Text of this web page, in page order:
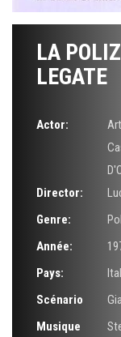
LA
LEGATE
Actor:
Director:
Genre:
Année:
Pays:
Scénario
Musique